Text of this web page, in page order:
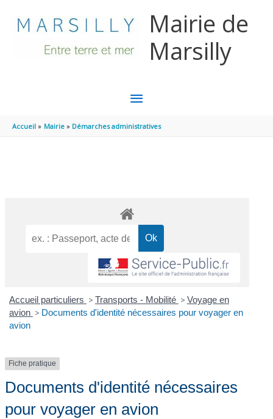
Mairie de
Marsilly
MENU
PRINCIPAL
Accueil Mairie Démarches administratives
Accueil particuliers > Transports - Mobilité > Voyage en
avion > Documents d'identité nécessaires pour voyager en
avion
Fiche pratique
Documents d'identité nécessaires
pour voyager en avion